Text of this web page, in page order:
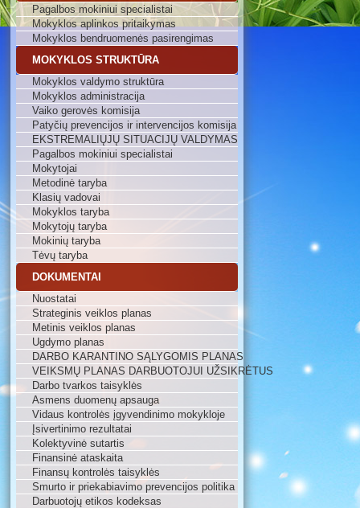
Pagalbos mokiniui specialistai
Mokyklos aplinkos pritaikymas
Mokyklos bendruomenės pasirengimas
MOKYKLOS STRUKTŪRA
Mokyklos valdymo struktūra
Mokyklos administracija
Vaiko gerovės komisija
Patyčių prevencijos ir intervencijos komisija
EKSTREMALIŲJŲ SITUACIJŲ VALDYMAS
Pagalbos mokiniui specialistai
Mokytojai
Metodinė taryba
Klasių vadovai
Mokyklos taryba
Mokytojų taryba
Mokinių taryba
Tėvų taryba
DOKUMENTAI
Nuostatai
Strateginis veiklos planas
Metinis veiklos planas
Ugdymo planas
DARBO KARANTINO SĄLYGOMIS PLANAS
VEIKSMŲ PLANAS DARBUOTOJUI UŽSIKRĖTUS
Darbo tvarkos taisyklės
Asmens duomenų apsauga
Vidaus kontrolės įgyvendinimo mokykloje
Įsivertinimo rezultatai
Kolektyvinė sutartis
Finansinė ataskaita
Finansų kontrolės taisyklės
Smurto ir priekabiavimo prevencijos politika
Darbuotojų etikos kodeksas